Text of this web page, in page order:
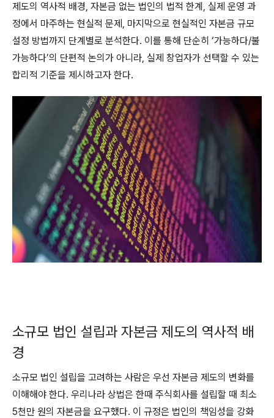
제도의 역사적 배경, 자본금 없는 법인의 법적 한계, 실제 운영 과
정에서 마주하는 현실적 문제, 마지막으로 현실적인 자본금 규모
설정 방법까지 단계별로 분석한다. 이를 통해 단순히 ‘가능하다/불
가능하다’의 단편적 논의가 아니라, 실제 창업자가 선택할 수 있는
합리적 기준을 제시하고자 한다.
소규모 법인 설립과 자본금 제도의 역사적 배
경
소규모 법인 설립을 고려하는 사람은 우선 자본금 제도의 변화를
이해해야 한다. 우리나라 상법은 한때 주식회사를 설립할 때 최소
5천만 원의 자본금을 요구했다. 이 규정은 법인의 책임성을 강화